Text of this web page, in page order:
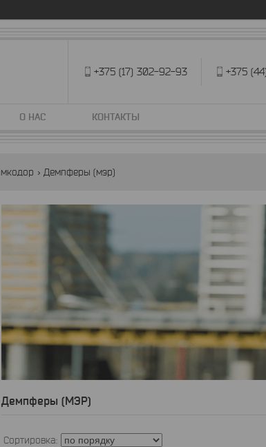
+375 (17) 302-92-93 +375
О НАС КОНТАКТЫ
Демпферы (мэр)
Демпферы (МЭР)